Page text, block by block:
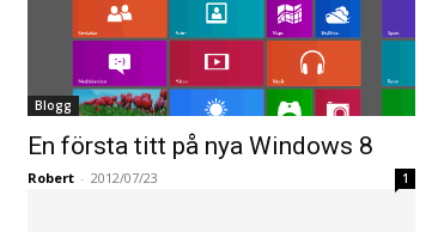
Blogg
En första titt på nya Windows 8
Robert - 2012/07/23 1